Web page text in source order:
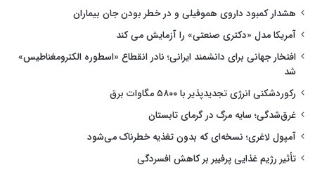
هشدار کمبود داروی هموفیلی و در خطر بودن جان بیماران
آمریکا مدل «دکتری صنعتی» را آزمایش می کند
افتخار جهانی برای دانشمند ایرانی؛ نادر انقطاع «اسطوره الکترومغناطیس»
شد
رکوردشکنی انرژی تجدیدپذیر با ۵۸۰۰ مگاوات برق
غرق‌شدگی؛ سایه مرگ در گرمای تابستان
آمپول لاغری؛ نسخه‌ای که بدون تغذیه خطرناک می‌شود
تأثیر رژیم غذایی پرفیبر بر کاهش افسردگی